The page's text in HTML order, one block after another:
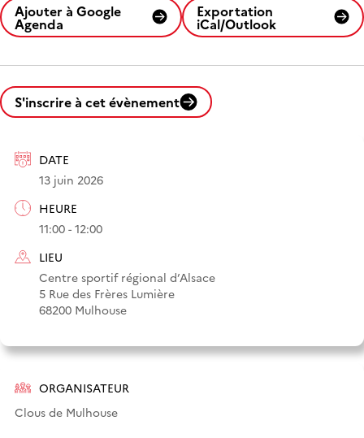
S'inscrire à cet évènement
DATE
13 juin 2026
HEURE
11:00 - 12:00
LIEU
Centre sportif régional d’Alsace
5 Rue des Frères Lumière
68200 Mulhouse
ORGANISATEUR
Clous de Mulhouse
Ajouter à Google
Agenda
Exportation
iCal/Outlook